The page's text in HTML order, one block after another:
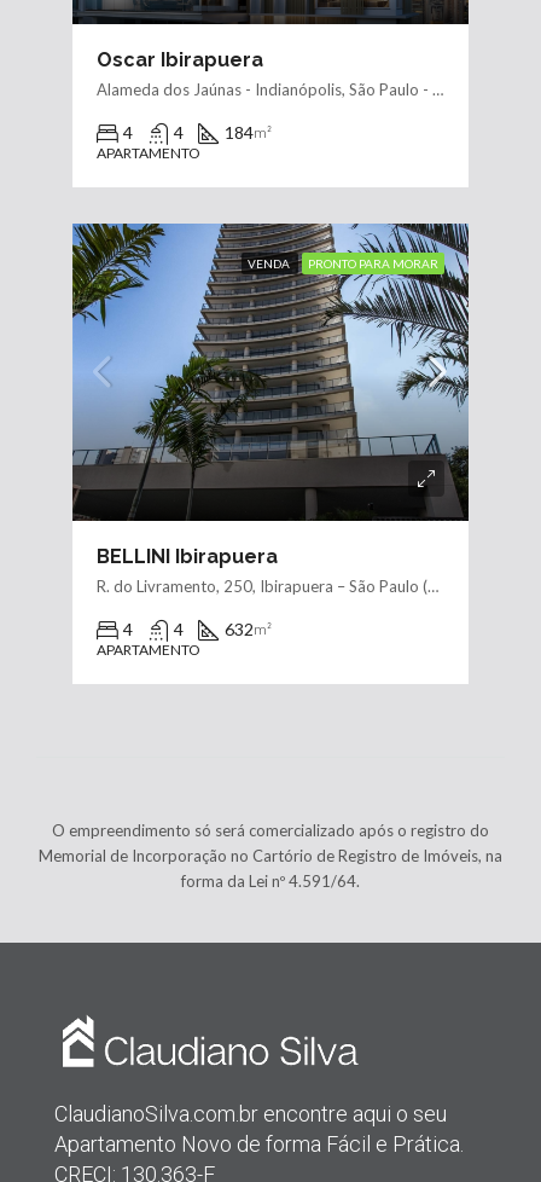
Oscar Ibirapuera
Alameda dos Jaúnas - Indianópolis, São Paulo - SP, 04501, Brasil
4 4 184m²
APARTAMENTO
VENDA PRONTO PARA MORAR
BELLINI Ibirapuera
R. do Livramento, 250, Ibirapuera – São Paulo (SP)
4 4 632m²
APARTAMENTO
O empreendimento só será comercializado após o registro do
Memorial de Incorporação no Cartório de Registro de Imóveis, na
forma da Lei nº 4.591/64.
ClaudianoSilva.com.br encontre aqui o seu
Apartamento Novo de forma Fácil e Prática.
CRECI: 130.363-F